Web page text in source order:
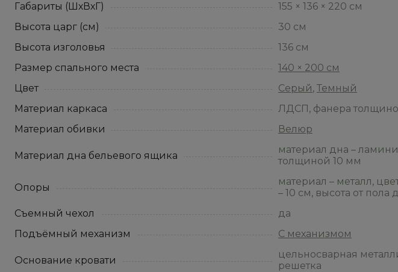
Габариты (ШхВхГ)
155 × 136 × 220 см
Высота царг (см)
30 см
Высота изголовья
136 см
Размер спального места
140 × 200 см
Цвет
Серый, Темный
Материал каркаса
ЛДСП, фанера
Материал обивки
Велюр
Материал дна бельевого ящика
материал дна –
толщиной 10 мм
Опоры
материал – металл,
– 10 см, высота от пола
Съемный чехол
да
Подъёмный механизм
С механизмом
Основание кровати
цельносварная
решетка